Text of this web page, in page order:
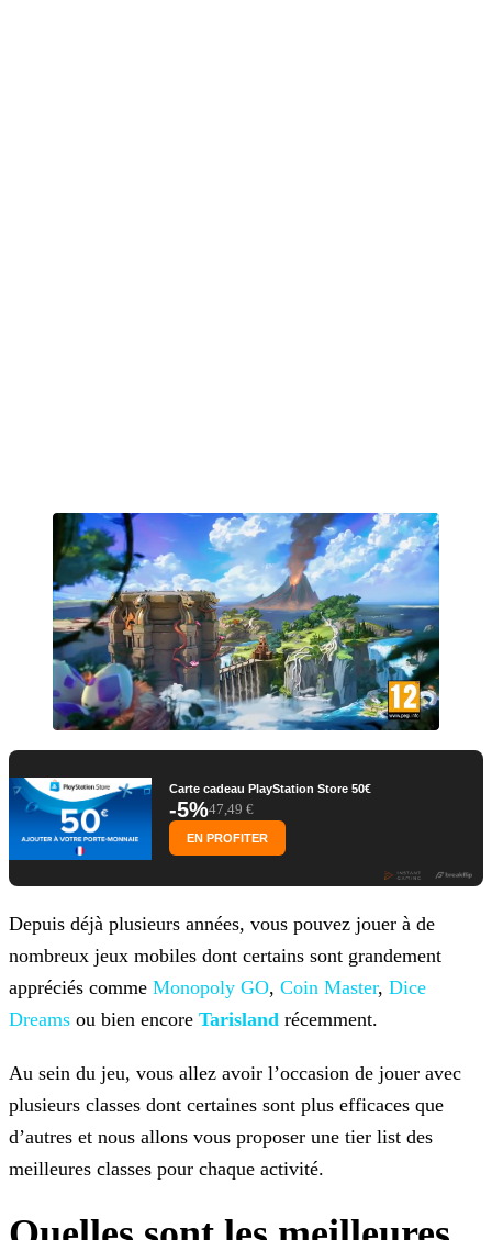
Carte cadeau PlayStation Store 50€
-5%47,49 €
EN PROFITER
Depuis déjà plusieurs années, vous pouvez jouer à de
nombreux jeux mobiles dont certains sont grandement
appréciés comme Monopoly GO, Coin Master, Dice
Dreams ou bien encore Tarisland récemment.
Au sein du jeu, vous allez avoir l’occasion de jouer avec
plusieurs classes dont certaines sont plus efficaces que
d’autres et nous allons vous proposer une tier list des
meilleures classes pour chaque activité.